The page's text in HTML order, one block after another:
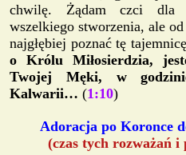
chwilę. Żądam czci dla
wszelkiego stworzenia, ale
najgłębiej poznać tę
o Królu Miłosierdzia,
Twojej Męki, w
Kalwarii… (1:10)
Adoracja po Koronce
(czas tych rozważań i